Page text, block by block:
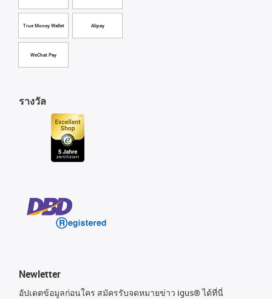
True Money Wallet Alipay
WeChat Pay
รางวัล
Newletter
อัปเดตข้อมูลก่อนใคร สมัครรับจดหมายข่าว igus® ได้ที่นี่